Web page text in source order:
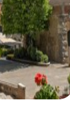
particulier